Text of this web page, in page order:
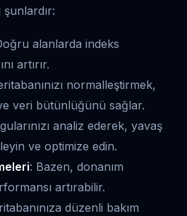
şunlardır:
alanlarda indeks
artırır.
normalleştirmek,
veri bütünlüğünü sağlar.
analiz ederek, yavaş
ve optimize edin.
: Bazen, donanım
artırabilir.
düzenli bakım